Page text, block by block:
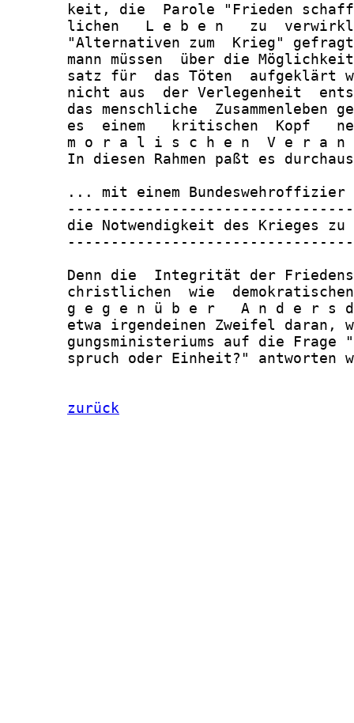
keit, die  Parole "Frieden
lichen   L e b e n   zu
"Alternativen zum  Krieg"
mann müssen  über die
satz für  das Töten  aufgeklärt
nicht aus  der Verlegenheit
das menschliche  Zusammenleben
es  einem   kritischen  Kopf
m o r a l i s c h e n  V e r a
In diesen Rahmen paßt es
... mit einem Bundeswehroffizier
die Notwendigkeit des Krieges zu
Denn die  Integrität der
christlichen  wie
g e g e n ü b e r   A n d e r s
etwa irgendeinen Zweifel daran,
gungsministeriums auf die Frage
spruch oder Einheit?" antworten
zurück